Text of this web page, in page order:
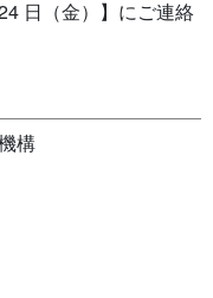
日（金）】にご連絡
構